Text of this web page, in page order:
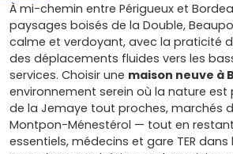
À mi-chemin entre Périgueux et
paysages boisés de la Double,
calme et verdoyant, avec la praticité
des déplacements fluides vers les
services. Choisir une maison neuve à
environnement serein où la nature
de la Jemaye tout proches, marchés
Montpon-Ménestérol — tout en
essentiels, médecins et gare TER